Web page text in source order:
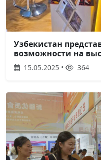
Узбекистан
возможности на
15.05.2025 • 364